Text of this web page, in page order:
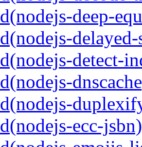
deep-
delayed-
detect-
ecc-jsbn)